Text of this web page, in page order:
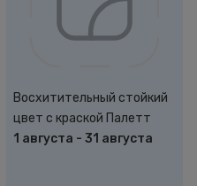
Восхитительный стойкий
цвет с краской Палетт
1 августа - 31 августа